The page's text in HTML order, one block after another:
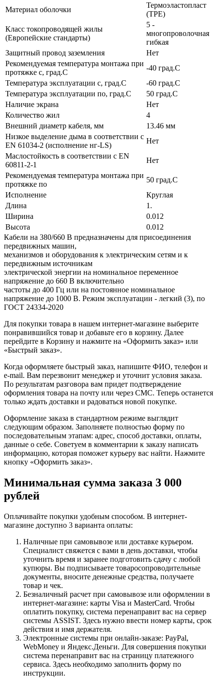
Материал оболочки
Термоэластопласт
(TPE)
Класс токопроводящей жилы
(Европейские стандарты)
5 -
многопроволочная
гибкая
Защитный провод заземления
Нет
Рекомендуемая температура монтажа при
протяжке с, град.C
-40 град.C
Температура эксплуатации с, град.C
-60 град.C
Температура эксплуатации по, град.C
50 град.C
Наличие экрана
Нет
Количество жил
4
Внешний диаметр кабеля, мм
13.46 мм
Низкое выделение дыма в соответствии с
EN 61034-2 (исполнение нг-LS)
Нет
Маслостойкость в соответствии с EN
60811-2-1
Нет
Рекомендуемая температура монтажа при
протяжке по
50 град.C
Исполнение
Круглая
Длина
1.
Ширина
0.012
Высота
0.012
Кабели на 380/660 В предназначены для присоединения
передвижных машин,
механизмов и оборудования к электрическим сетям и к
передвижным источникам
электрической энергии на номинальное переменное
напряжение до 660 В включительно
частоты до 400 Гц или на постоянное номинальное
напряжение до 1000 В. Режим эксплуатации - легкий (3), по
ГОСТ 24334-2020
Для покупки товара в нашем интернет-магазине выберите
понравившийся товар и добавьте его в корзину. Далее
перейдите в Корзину и нажмите на «Оформить заказ» или
«Быстрый заказ».
Когда оформляете быстрый заказ, напишите ФИО, телефон и
e-mail. Вам перезвонит менеджер и уточнит условия заказа.
По результатам разговора вам придет подтверждение
оформления товара на почту или через СМС. Теперь останется
только ждать доставки и радоваться новой покупке.
Оформление заказа в стандартном режиме выглядит
следующим образом. Заполняете полностью форму по
последовательным этапам: адрес, способ доставки, оплаты,
данные о себе. Советуем в комментарии к заказу написать
информацию, которая поможет курьеру вас найти. Нажмите
кнопку «Оформить заказ».
Минимальная сумма заказа 3 000
рублей
Оплачивайте покупки удобным способом. В интернет-
магазине доступно 3 варианта оплаты:
Наличные при самовывозе или доставке курьером.
Специалист свяжется с вами в день доставки, чтобы
уточнить время и заранее подготовить сдачу с любой
купюры. Вы подписываете товаросопроводительные
документы, вносите денежные средства, получаете
товар и чек.
Безналичный расчет при самовывозе или оформлении в
интернет-магазине: карты Visa и MasterCard. Чтобы
оплатить покупку, система перенаправит вас на сервер
системы ASSIST. Здесь нужно ввести номер карты, срок
действия и имя держателя.
Электронные системы при онлайн-заказе: PayPal,
WebMoney и Яндекс.Деньги. Для совершения покупки
система перенаправит вас на страницу платежного
сервиса. Здесь необходимо заполнить форму по
инструкции.